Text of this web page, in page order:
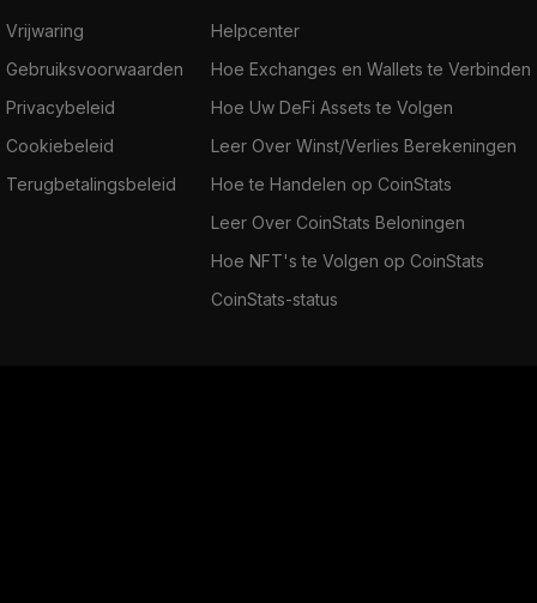
Vrijwaring
Gebruiksvoorwaarden
Privacybeleid
Cookiebeleid
Terugbetalingsbeleid
Helpcenter
Hoe Exchanges en Wallets te Verbinden
Hoe Uw DeFi Assets te Volgen
Leer Over Winst/Verlies Berekeningen
Hoe te Handelen op CoinStats
Leer Over CoinStats Beloningen
Hoe NFT's te Volgen op CoinStats
CoinStats-status